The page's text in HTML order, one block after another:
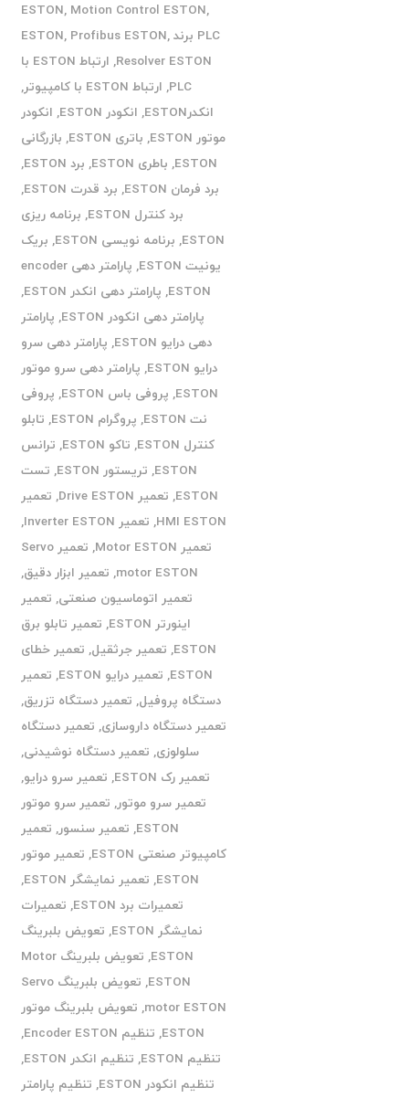
ESTON, Motion Control ESTON,
PLC برند ESTON
, Profibus ESTON,
Resolver ESTON
,
ارتباط ESTON با
PLC
, ارتباط ESTON با کامپیوتر
,
انکدرESTON
, انکودر ESTON , انکودر
موتور ESTON
, باتری ESTON , بازرگانی
ESTON
, باطری ESTON , برد ESTON
,
برد فرمان ESTON
, برد قدرت ESTON
,
برد کنترل ESTON
, برنامه ریزی
ESTON
, برنامه نویسی ESTON , بریک
یونیت ESTON
,
پارامتر دهی encoder
ESTON
, پارامتر دهی انکدر ESTON
,
پارامتر دهی انکودر ESTON
, پارامتر
دهی درایو ESTON
, پارامتر دهی سرو
درایو ESTON
, پارامتر دهی سرو موتور
ESTON
, پروفی باس ESTON , پروفی
نت ESTON
, پروگرام ESTON , تابلو
کنترل ESTON
, تاکو ESTON , ترانس
ESTON
, تریستور ESTON , تست
ESTON
, تعمیر Drive ESTON , تعمیر
HMI ESTON
, تعمیر Inverter ESTON
,
تعمیر Motor ESTON
,
تعمیر Servo
motor ESTON
, تعمیر ابزار دقیق,
تعمیر اتوماسیون صنعتی, تعمیر
اینورتر ESTON
, تعمیر تابلو برق
ESTON
, تعمیر جرثقیل, تعمیر خطای
ESTON
, تعمیر درایو ESTON , تعمیر
دستگاه پروفیل, تعمیر دستگاه تزریق,
تعمیر دستگاه داروسازی, تعمیر دستگاه
سلولوزی, تعمیر دستگاه نوشیدنی,
تعمیر رک ESTON
, تعمیر سرو درایو,
تعمیر سرو موتور, تعمیر سرو موتور
ESTON
, تعمیر سنسور, تعمیر
کامپیوتر صنعتی ESTON
, تعمیر موتور
ESTON
, تعمیر نمایشگر ESTON
,
تعمیرات برد ESTON
, تعمیرات
نمایشگر ESTON
, تعویض بلبرینگ
ESTON
,
تعویض بلبرینگ Motor
ESTON
,
تعویض بلبرینگ Servo
motor ESTON
, تعویض بلبرینگ موتور
ESTON
, تنظیم Encoder ESTON
,
تنظیم ESTON
, تنظیم انکدر ESTON
,
تنظیم انکودر ESTON
, تنظیم پارامتر